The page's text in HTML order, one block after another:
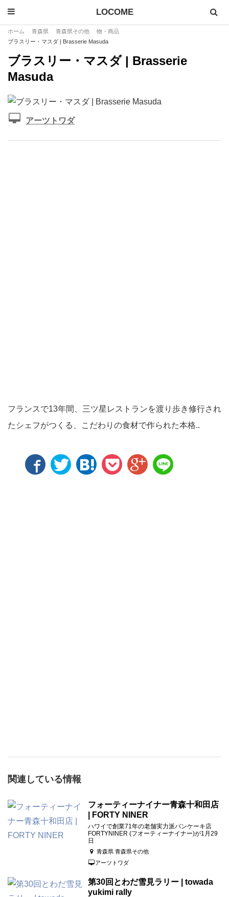
LOCOME
ホーム 青森県 青森県その他
物・商品
ブラスリー・マスダ | Brasserie Masuda
ブラスリー・マスダ | Brasserie
Masuda
アーツトワダ
フランスで13年間、三ツ星レストランを渡り歩き修行され
たシェフがつくる、こだわりの食材で作られた本格..
関連している情報
フォーティーナイナー青森十和田店
| FORTY NINER
ハワイで創業71年の老舗実力派パンケーキ店
FORTYNINER (フオーティーナイナー)が1月29
日
青森県 青森県その他
アーツトワダ
第30回とわだ雪見ラリー | towada
yukimi rally